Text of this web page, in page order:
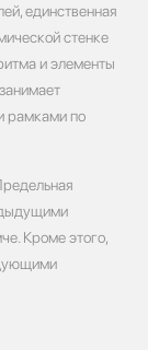
единственная
стенке
и элементы
рамками по
Кроме этого,